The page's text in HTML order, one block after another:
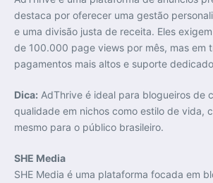
destaca por oferecer uma gestão
e uma divisão justa de receita. Eles
de 100.000 page views por mês, mas em
pagamentos mais altos e suporte
Dica: AdThrive é ideal para blogueiros de
qualidade em nichos como estilo de vida,
mesmo para o público brasileiro.
SHE Media
SHE Media é uma plataforma focada em